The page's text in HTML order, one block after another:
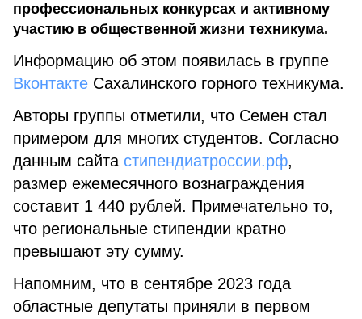
профессиональных конкурсах и активному
участию в общественной жизни техникума.
Информацию об этом появилась в группе
Вконтакте Сахалинского горного техникума.
Авторы группы отметили, что Семен стал
примером для многих студентов. Согласно
данным сайта стипендиатроссии.рф,
размер ежемесячного вознаграждения
составит 1 440 рублей. Примечательно то,
что региональные стипендии кратно
превышают эту сумму.
Напомним, что в сентябре 2023 года
областные депутаты приняли в первом